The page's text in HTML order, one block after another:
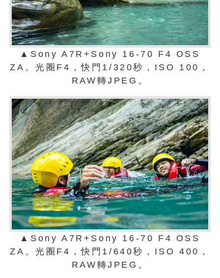
▲Sony A7R+Sony 16-70 F4 OSS
ZA。光圈F4，快門1/320秒，ISO 100，
RAW轉JPEG。
▲Sony A7R+Sony 16-70 F4 OSS
ZA。光圈F4，快門1/640秒，ISO 400，
RAW轉JPEG。